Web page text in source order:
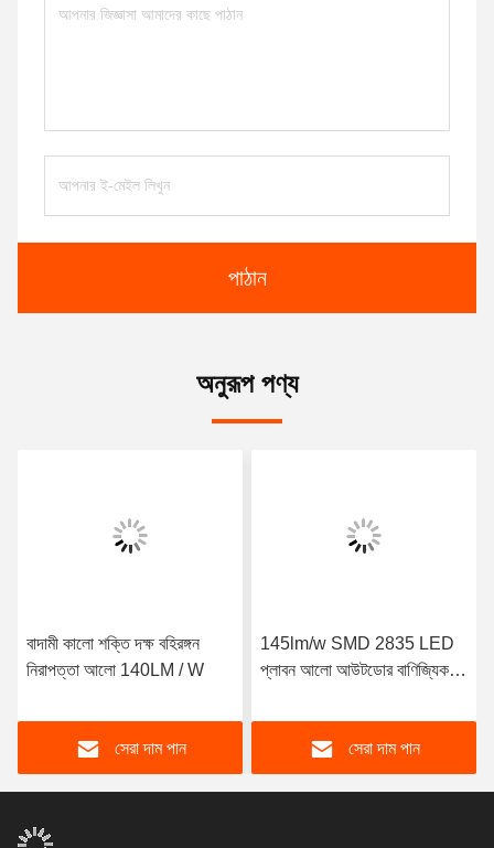
পাঠান
অনুরূপ পণ্য
বাদামী কালো শক্তি দক্ষ বহিরঙ্গন
নিরাপত্তা আলো 140LM / W
সেরা দাম পান
145lm/w SMD 2835 LED
প্লাবন আলো আউটডোর বাণিজ্যিক
সেরা দাম পান